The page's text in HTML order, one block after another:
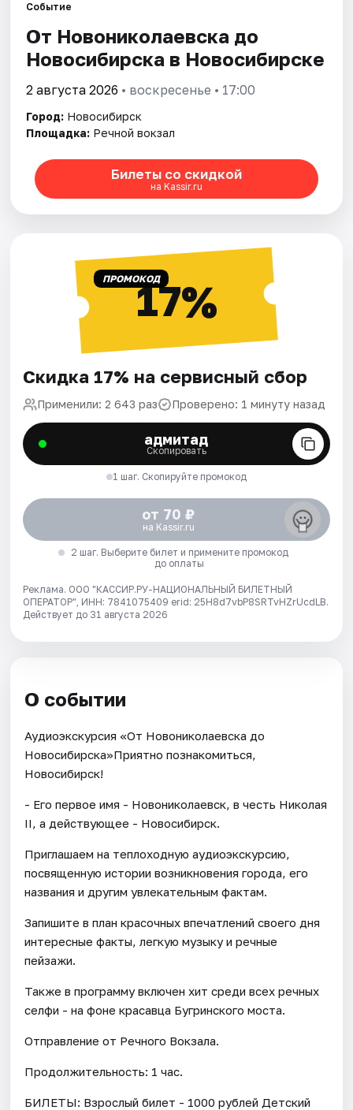
Событие
От Новониколаевска до
Новосибирска в Новосибирске
2 августа 2026 • воскресенье • 17:00
Город: Новосибирск
Площадка: Речной вокзал
Билеты со скидкой
на Kassir.ru
ПРОМОКОД17%
Скидка 17% на сервисный сбор
Применили: 2 643 раз Проверено: 1 минуту назад
адмитад
Скопировать
1 шаг. Скопируйте промокод
от 70 ₽
на Kassir.ru
2 шаг. Выберите билет и примените промокод
до оплаты
Реклама. ООО "КАССИР.РУ-НАЦИОНАЛЬНЫЙ БИЛЕТНЫЙ
ОПЕРАТОР", ИНН: 7841075409 erid: 25H8d7vbP8SRTvHZrUcdLB.
Действует до 31 августа 2026
О событии
Аудиоэкскурсия «От Новониколаевска до
Новосибирска»Приятно познакомиться,
Новосибирск!
- Его первое имя - Новониколаевск, в честь Николая
II, а действующее - Новосибирск.
Приглашаем на теплоходную аудиоэкскурсию,
посвященную истории возникновения города, его
названия и другим увлекательным фактам.
Запишите в план красочных впечатлений своего дня
интересные факты, легкую музыку и речные
пейзажи.
​Также в программу включен хит среди всех речных
селфи - на фоне красавца Бугринского моста.
Отправление от Речного Вокзала.
Продолжительность: 1 час.
БИЛЕТЫ: Взрослый билет - 1000 рублей Детский